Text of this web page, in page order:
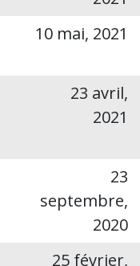
10 mai, 2021
23 avril,
2021
23
septembre,
2020
25 février,